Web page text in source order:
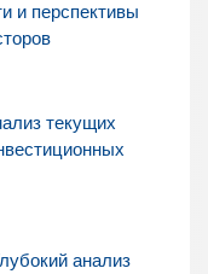
и перспективы
текущих
анализ